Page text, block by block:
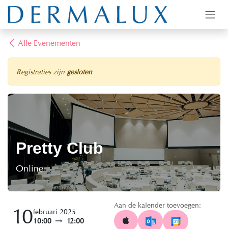
Overslaan naar inhoud
Alle Evenementen
Registraties zijn gesloten
Pretty Club
Online
10februari 2025
10:00
12:00
Aan de kalender toevoegen: